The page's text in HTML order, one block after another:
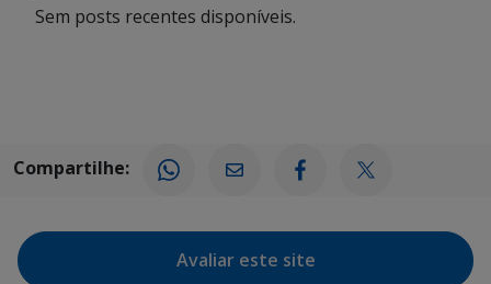
Sem posts recentes disponíveis.
Compartilhe:
Avaliar este site